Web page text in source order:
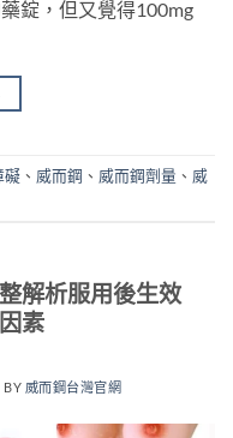
錠，但又覺得100mg
礙 、 威而鋼 、 威而鋼劑量 、 威
解析服用後生效
素
BY 威而鋼台灣官網